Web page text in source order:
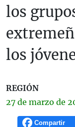
los
los
REGIÓN
27 de marzo de
Compartir